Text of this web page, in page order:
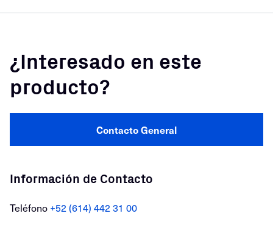
¿Interesado en este
producto?
Contacto General
Información de Contacto
Teléfono +52 (614) 442 31 00